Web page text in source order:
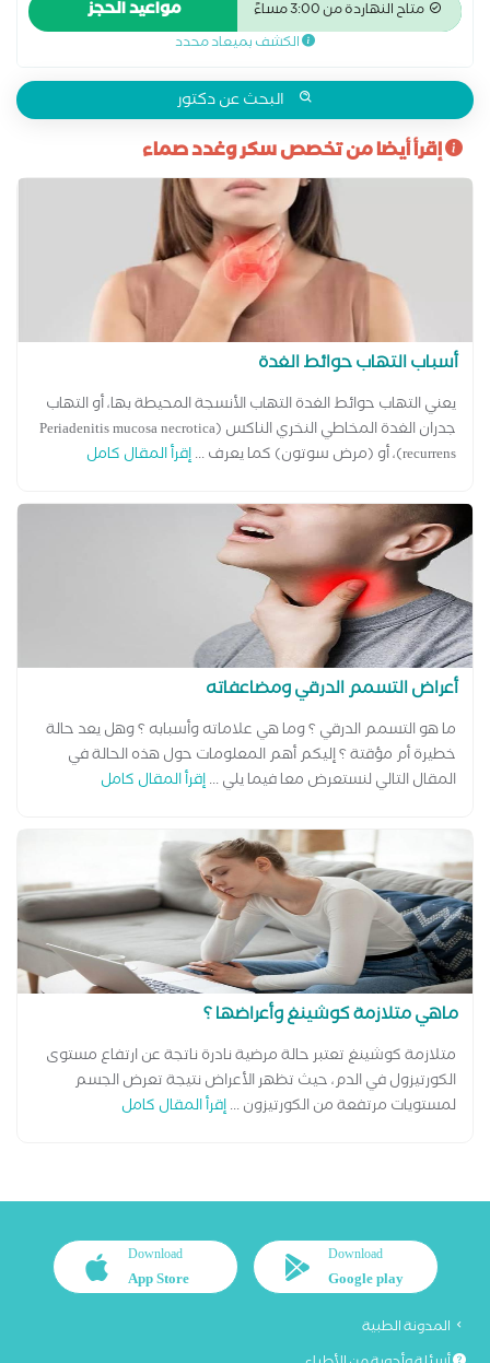
الهرمونات الجنسية الغدة الدرقية والجار درقية الفشل الكلوي نتيجة
مرض السكر تشخيص سكر الحمل ضبط ضغط الدم والسكر لمرضى
الأول علاج السكر النوع الثاني علاج الضعف الجنسى الناتج عن مرض
السكر علاج سكر الحمل علاج قصر القامة وتأخر البلوغ علاج مرض
السكر متابعة سكر الحمل متابعة سكر بالغين نوع أول وثاني
ومضاعفاته مشكلات الكلى عند مرضى السكر مضاعفات مرض السكر
متاح النهاردة من 3:00 مساءً مواعيد الحجز
الكشف بميعاد محدد
البحث عن دكتور
إقرأ أيضا من تخصص سكر وغدد صماء
أسباب التهاب حوائط الغدة
يعني التهاب حوائط الغدة التهاب الأنسجة المحيطة بها، أو التهاب
جدران الغدة المخاطي النخري الناكس (Periadenitis mucosa necrotica
recurrens)، أو (مرض سوتون) كما يعرف ...
إقرأ المقال كامل
أعراض التسمم الدرقي ومضاعفاته
ما هو التسمم الدرقي ؟ وما هي علاماته وأسبابه ؟ وهل يعد حالة
خطيرة أم مؤقتة ؟ إليكم أهم المعلومات حول هذه الحالة في
المقال التالي لنستعرض معا فيما يلي ...إقرأ المقال كامل
ماهي متلازمة كوشينغ وأعراضها ؟
متلازمة كوشينغ تعتبر حالة مرضية نادرة ناتجة عن ارتفاع مستوى
الكورتيزول في الدم، حيث تظهر الأعراض نتيجة تعرض الجسم
لمستويات مرتفعة من الكورتيزون ...إقرأ المقال كامل
Download
Google play
Download
App Store
المدونة الطبية